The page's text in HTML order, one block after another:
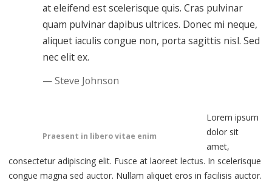
at eleifend est scelerisque quis. Cras pulvinar
quam pulvinar dapibus ultrices. Donec mi neque,
aliquet iaculis congue non, porta sagittis nisl. Sed
nec elit ex.
Steve Johnson
Praesent in libero vitae enim
Lorem ipsum
dolor sit
amet,
consectetur adipiscing elit. Fusce at laoreet lectus. In scelerisque
congue magna sed auctor. Nullam aliquet eros in facilisis auctor.